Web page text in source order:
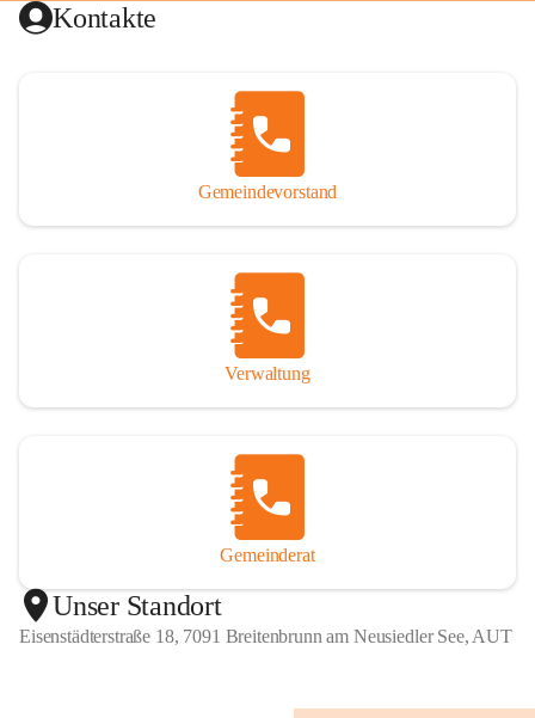
Kontakte
Gemeindevorstand
Verwaltung
Gemeinderat
Unser Standort
Eisenstädterstraße 18, 7091 Breitenbrunn am Neusiedler See, AUT